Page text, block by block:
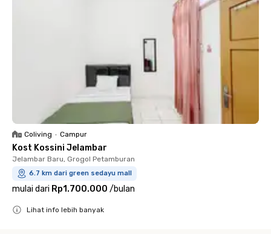
Coliving • Campur
Kost Kossini Jelambar
Jelambar Baru, Grogol Petamburan
6.7 km dari green sedayu mall
mulai dari Rp1.700.000 /bulan
Lihat info lebih banyak